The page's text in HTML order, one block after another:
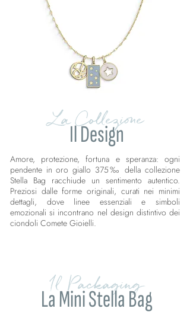
La Collezione
Il Design
Amore, protezione, fortuna e speranza: ogni
pendente in oro giallo 375‰ della collezione
Stella Bag racchiude un sentimento autentico.
Preziosi dalle forme originali, curati nei minimi
dettagli, dove linee essenziali e simboli
emozionali si incontrano nel design distintivo dei
ciondoli Comete Gioielli.
Il Packaging
La Mini Stella Bag